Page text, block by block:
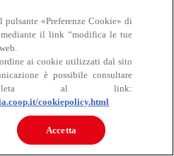
«Preferenze Cookie» di
il link “modifica le tue
ai cookie utilizzati dal sito
è possibile consultare
al link:
cookiepolicy.html
Accetta